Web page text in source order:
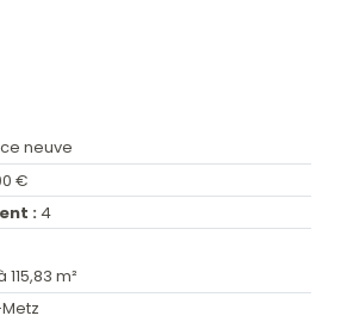
neuve
€
: 4
m²